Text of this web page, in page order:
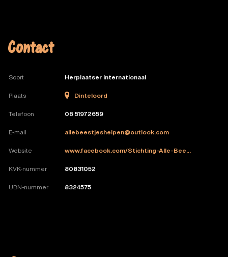
Contact
Soort Herplaatser internationaal
Plaats Dinteloord
Telefoon 06 51972659
E-mail allebeestjeshelpen@outlook.com
Website www.facebook.com/Stichting-Alle-Bee...
KVK-nummer 80831052
UBN-nummer 8324575